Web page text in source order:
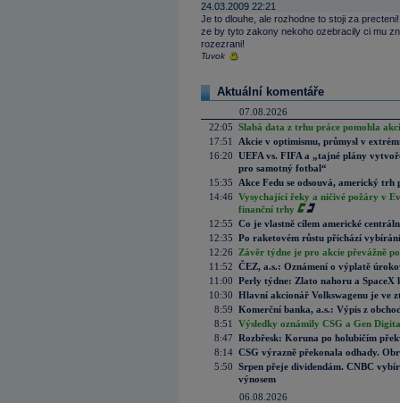
24.03.2009 22:21
Je to dlouhe, ale rozhodne to stoji za
ze by tyto zakony nekoho ozebracily ci mu
rozezrani!
Tuvok
Aktuální komentáře
07.08.2026
22:05 Slabá data z trhu práce pomohla
17:51
Akcie v optimismu, průmysl v
16:20 UEFA vs. FIFA a „tajné plány
pro samotný fotbal“
15:35
Akce Fedu se odsouvá, americký
14:46 Vysychající řeky a ničivé požáry v
finanční trhy
12:55 Co je vlastně cílem americké
12:35 Po raketovém růstu přichází
12:26
Závěr týdne je pro akcie převážně
11:52 ČEZ, a.s.: Oznámení o výplatě
11:00 Perly týdne: Zlato nahoru a SpaceX
10:30 Hlavní akcionář Volkswagenu je ve
8:59 Komerční banka, a.s.: Výpis z
8:51
Výsledky oznámily CSG a Gen
8:47 Rozbřesk: Koruna po holubičím
8:14 CSG výrazně překonala odhady.
5:50 Srpen přeje dividendám. CNBC
výnosem
06.08.2026